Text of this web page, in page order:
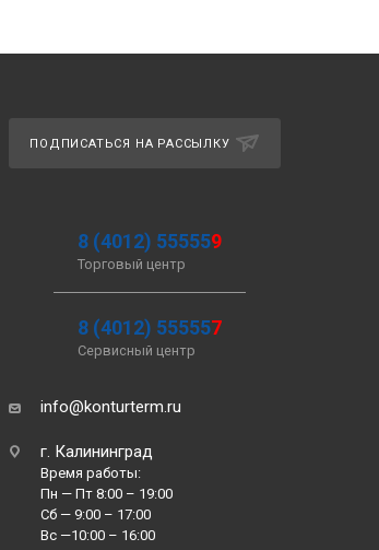
ПОДПИСАТЬСЯ НА РАССЫЛКУ
8 (4012) 555559
Торговый центр
8 (4012) 555557
Сервисный центр
info@konturterm.ru
г. Калининград
Время работы:
Пн — Пт 8:00 – 19:00
Сб — 9:00 – 17:00
Вс —10:00 – 16:00